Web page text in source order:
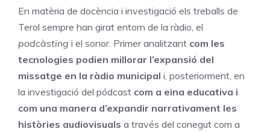
En matèria de docència i investigació els treballs de
Terol sempre han girat entorn de la ràdio, el
podcàsting i el sonor. Primer analitzant com les
tecnologies podien millorar l’expansió del
missatge en la ràdio municipal i, posteriorment, en
la investigació del pódcast com a eina educativa i
com una manera d’expandir narrativament les
històries audiovisuals a través del conegut com a